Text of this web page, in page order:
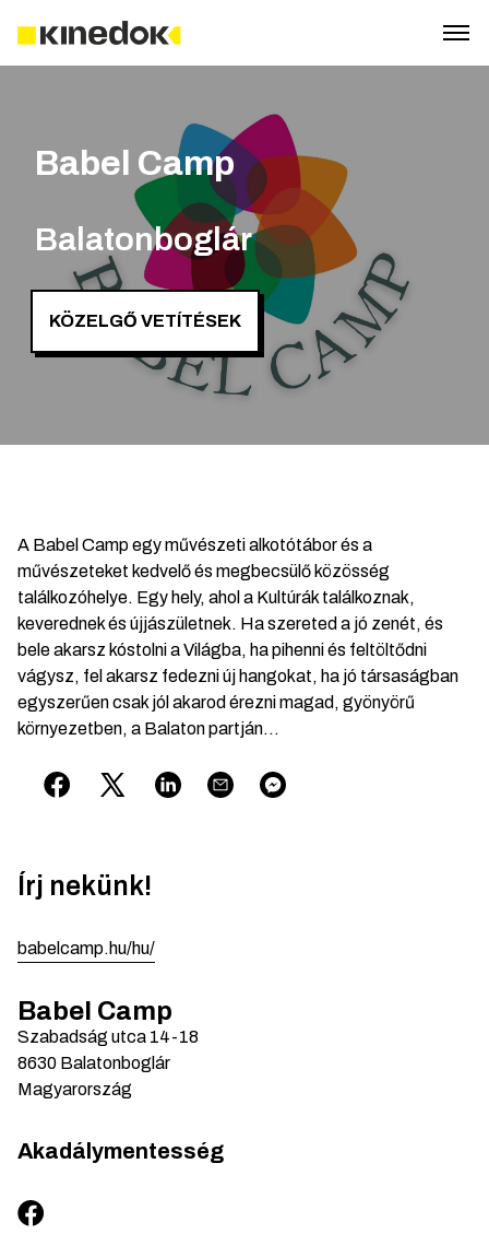
Babel Camp
Balatonboglár
KÖZELGŐ VETÍTÉSEK
A Babel Camp egy művészeti alkotótábor és a
művészeteket kedvelő és megbecsülő közösség
találkozóhelye. Egy hely, ahol a Kultúrák találkoznak,
keverednek és újjászületnek. Ha szereted a jó zenét, és
bele akarsz kóstolni a Világba, ha pihenni és feltöltődni
vágysz, fel akarsz fedezni új hangokat, ha jó társaságban
egyszerűen csak jól akarod érezni magad, gyönyörű
környezetben, a Balaton partján…
Írj nekünk!
babelcamp.hu/hu/
Babel Camp
Szabadság utca 14-18
8630 Balatonboglár
Magyarország
Akadálymentesség